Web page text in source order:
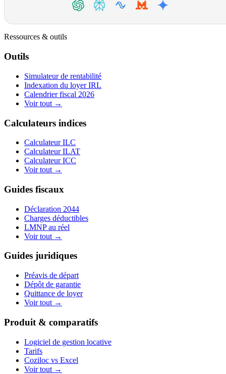
Ressources & outils
Outils
Simulateur de rentabilité
Indexation du loyer IRL
Calendrier fiscal 2026
Voir tout →
Calculateurs indices
Calculateur ILC
Calculateur ILAT
Calculateur ICC
Voir tout →
Guides fiscaux
Déclaration 2044
Charges déductibles
LMNP au réel
Voir tout →
Guides juridiques
Préavis de départ
Dépôt de garantie
Quittance de loyer
Voir tout →
Produit & comparatifs
Logiciel de gestion locative
Tarifs
Coziloc vs Excel
Voir tout →